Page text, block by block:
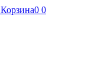
Корзина0 0